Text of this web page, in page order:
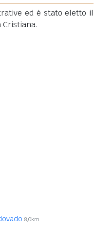
ed è stato eletto il
8,0km